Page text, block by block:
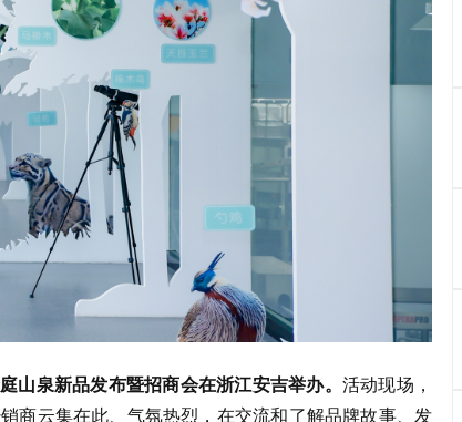
山泉新品发布暨招商会在浙江安吉举办。 活动现场，
商云集在此、气氛热烈，在交流和了解品牌故事、发